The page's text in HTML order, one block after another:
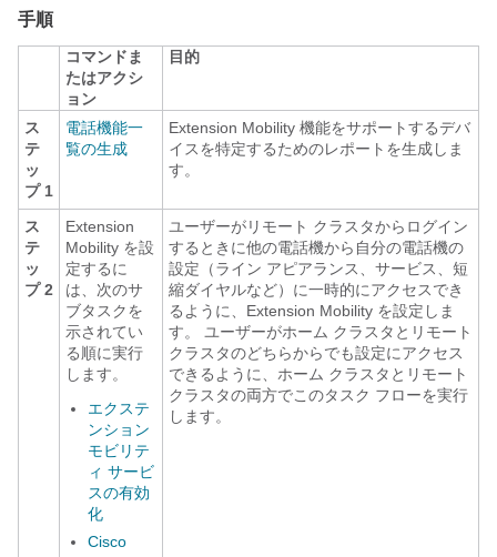
手順
コマンドま
たはアクシ
ョン
目的
ス
テ
ッ
プ 1
電話機能一
覧の生成
Extension Mobility 機能をサポートするデバ
イスを特定するためのレポートを生成しま
す。
ス
テ
ッ
プ 2
Extension
Mobility を設
定するに
は、次のサ
ブタスクを
示されてい
る順に実行
します。
エクステ
ンション
モビリテ
ィ サービ
スの有効
化
Cisco
ユーザーがリモート クラスタからログイン
するときに他の電話機から自分の電話機の
設定（ライン アピアランス、サービス、短
縮ダイヤルなど）に一時的にアクセスでき
るように、Extension Mobility を設定しま
す。 ユーザーがホーム クラスタとリモート
クラスタのどちらからでも設定にアクセス
できるように、ホーム クラスタとリモート
クラスタの両方でこのタスク フローを実行
します。